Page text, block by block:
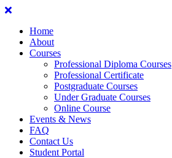
Home
About
Courses
Professional Diploma Courses
Professional Certificate
Postgraduate Courses
Under Graduate Courses
Online Course
Events & News
FAQ
Contact Us
Student Portal